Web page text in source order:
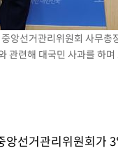
앙선거관리위원회 사무
관련해 대국민 사과를 하
선거관리위원회가